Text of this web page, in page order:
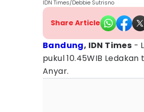
IDN Times/Debbie Sutrisno
Share Article
Bandung, IDN Times -
pukul 10.45WIB
Anyar.